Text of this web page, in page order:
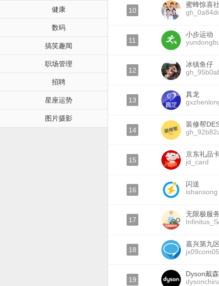
健康
数码
搞笑趣闻
职场管理
招聘
星座运势
图片摄影
10
蜜蜂惊喜
11
小步运动
12
冰镇鱼仔
13
真龙
14
装修帮
15
京东礼品
jd_card
16
闪送
ishansong
17
无限极服
18
嘉兴第九
19
Dyson戴森